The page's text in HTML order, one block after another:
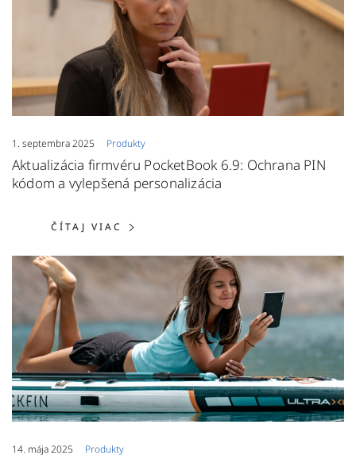
1. septembra 2025 Produkty
Aktualizácia firmvéru PocketBook 6.9: Ochrana PIN
kódom a vylepšená personalizácia
ČÍTAJ VIAC ČÍTAJ VIAC: AKTUALIZÁCIA
14. mája 2025 Produkty